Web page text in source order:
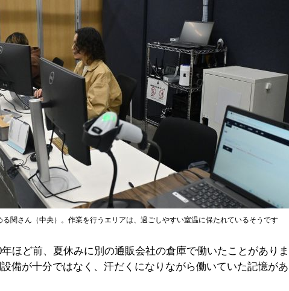
関さん（中央）。作業を行うエリアは、過ごしやすい室温に保たれているそうです
ほど前、夏休みに別の通販会社の倉庫で働いたことがありま
備が十分ではなく、汗だくになりながら働いていた記憶があ